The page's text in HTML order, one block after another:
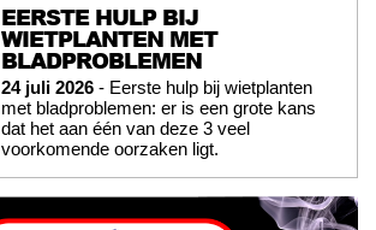
EERSTE HULP BIJ
WIETPLANTEN MET
BLADPROBLEMEN
24 juli 2026 - Eerste hulp bij wietplanten
met bladproblemen: er is een grote kans
dat het aan één van deze 3 veel
voorkomende oorzaken ligt.